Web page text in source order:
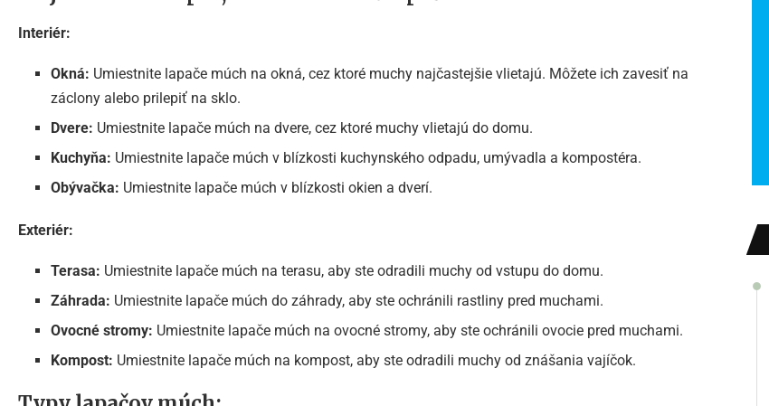
Interiér:
Okná: Umiestnite lapače múch na okná, cez ktoré muchy najčastejšie vlietajú. Môžete ich zavesiť na
záclony alebo prilepiť na sklo.
Dvere: Umiestnite lapače múch na dvere, cez ktoré muchy vlietajú do domu.
Kuchyňa: Umiestnite lapače múch v blízkosti kuchynského odpadu, umývadla a kompostéra.
Obývačka: Umiestnite lapače múch v blízkosti okien a dverí.
Exteriér:
Terasa: Umiestnite lapače múch na terasu, aby ste odradili muchy od vstupu do domu.
Záhrada: Umiestnite lapače múch do záhrady, aby ste ochránili rastliny pred muchami.
Ovocné stromy: Umiestnite lapače múch na ovocné stromy, aby ste ochránili ovocie pred muchami.
Kompost: Umiestnite lapače múch na kompost, aby ste odradili muchy od znášania vajíčok.